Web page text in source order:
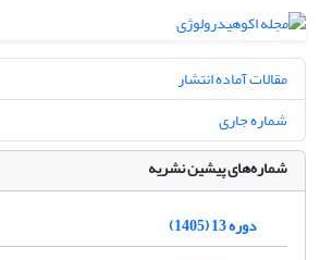
مقالات آماده انتشار
شماره جاری
شماره‌های پیشین نشریه
دوره 13 (1405)